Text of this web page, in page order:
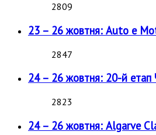
2809
23 – 26 жовтня: Auto e
2847
24 – 26 жовтня: 20-й етап
2823
24 – 26 жовтня: Algarve